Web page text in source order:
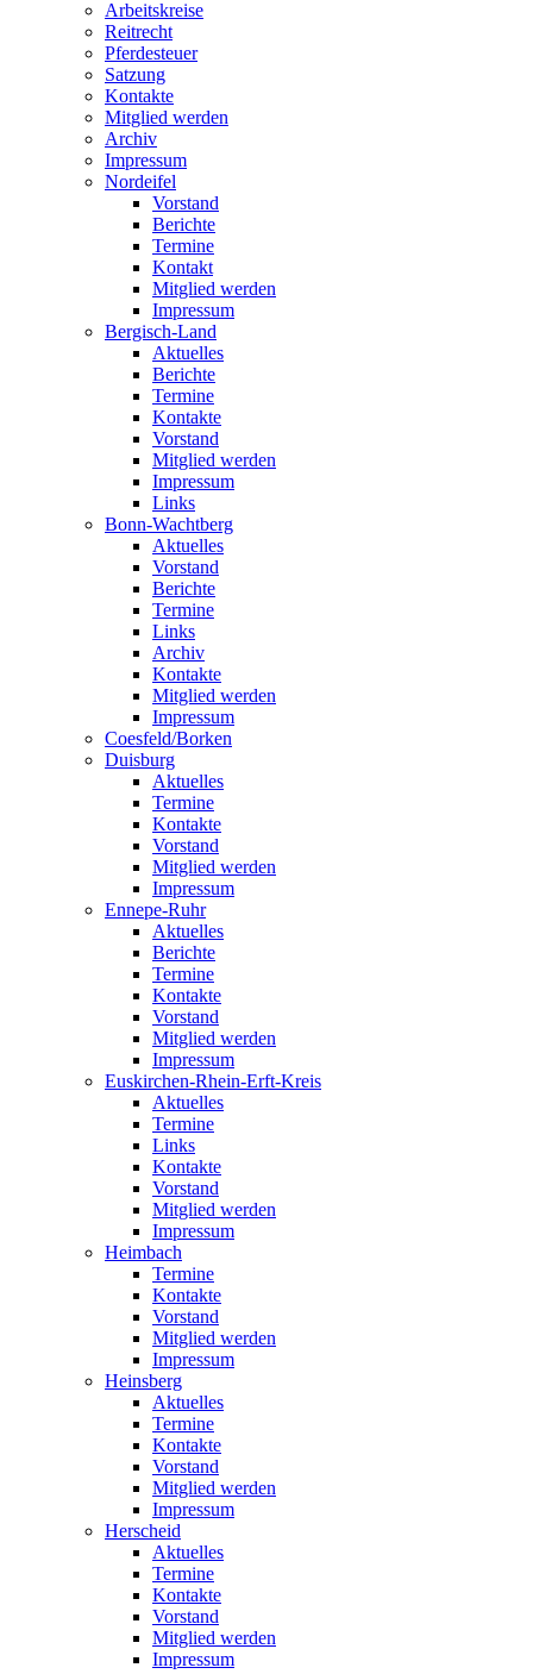
Arbeitskreise
Reitrecht
Pferdesteuer
Satzung
Kontakte
Mitglied werden
Archiv
Impressum
Nordeifel
Vorstand
Berichte
Termine
Kontakt
Mitglied werden
Impressum
Bergisch-Land
Aktuelles
Berichte
Termine
Kontakte
Vorstand
Mitglied werden
Impressum
Links
Bonn-Wachtberg
Aktuelles
Vorstand
Berichte
Termine
Links
Archiv
Kontakte
Mitglied werden
Impressum
Coesfeld/Borken
Duisburg
Aktuelles
Termine
Kontakte
Vorstand
Mitglied werden
Impressum
Ennepe-Ruhr
Aktuelles
Berichte
Termine
Kontakte
Vorstand
Mitglied werden
Impressum
Euskirchen-Rhein-Erft-Kreis
Aktuelles
Termine
Links
Kontakte
Vorstand
Mitglied werden
Impressum
Heimbach
Termine
Kontakte
Vorstand
Mitglied werden
Impressum
Heinsberg
Aktuelles
Termine
Kontakte
Vorstand
Mitglied werden
Impressum
Herscheid
Aktuelles
Termine
Kontakte
Vorstand
Mitglied werden
Impressum